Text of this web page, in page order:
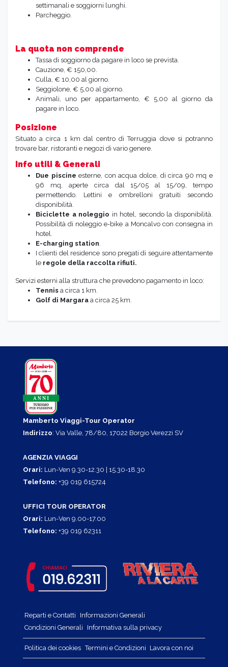
settimanali e soggiorni lunghi.
Parcheggio.
La quota non comprende
Tassa di soggiorno da pagare in loco se prevista.
Cauzione, € 150,00.
Culla, € 10,00 al giorno.
Seggiolone, € 5,00 al giorno.
Animali, uno per appartamento, € 5,00 al giorno da
pagare in loco.
Posizione
Situato a circa 1 km dal centro di Terruggia dove si potranno
trovare bar, ristoranti e negozi di vario genere.
Info utili & Generali
Due piscineesterne, con acqua dolce, di circa 90 mq e
96 mq, aperte circa dal 15/05 al 15/09, tempo
permettendo. Lettini e ombrelloni gratuiti secondo
disponibilità.
Biciclette a noleggio in hotel, secondo la disponibilità.
Possibilità di noleggio e-bike a Moncalvo con consegna in
hotel.
E-charging station
I clienti del residence sono pregati di seguire attentamente
le regole della raccolta rifiuti.
Servizi esterni alla struttura che prevedono pagamento in loco:
Tennis a circa 1 km.
Golf di Margara a circa 25 km.
Mamberto Viaggi-Tour Operator
Indirizzo: Via Valle, 78/80, 17022 Borgio Verezzi SV
AGENZIA VIAGGI
Orari: Lun-Ven 9.30-12.30 | 15.30-18.30
Telefono: +39 019 615724
UFFICI TOUR OPERATOR
Orari: Lun-Ven 9.00-17.00
Telefono: +39 019 62311
Reparti e Contatti
Informazioni Generali
Condizioni Generali
Informativa sulla privacy
Politica dei cookies Termini e Condizioni Lavora con noi